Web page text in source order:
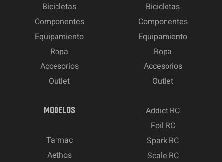
Bicicletas
Componentes
Equipamiento
Ropa
Accesorios
Outlet
Bicicletas
Componentes
Equipamiento
Ropa
Accesorios
Outlet
MODELOS
Tarmac
Aethos
Addict RC
Foil RC
Spark RC
Scale RC